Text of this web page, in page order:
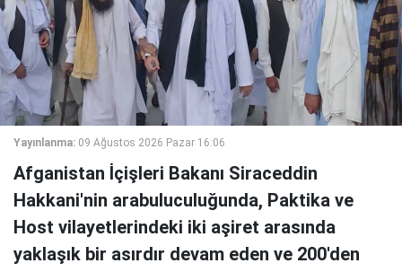
Yayınlanma: 09 Ağustos 2026 Pazar 16:06
Afganistan İçişleri Bakanı Siraceddin
Hakkani'nin arabuluculuğunda, Paktika ve
Host vilayetlerindeki iki aşiret arasında
yaklaşık bir asırdır devam eden ve 200'den